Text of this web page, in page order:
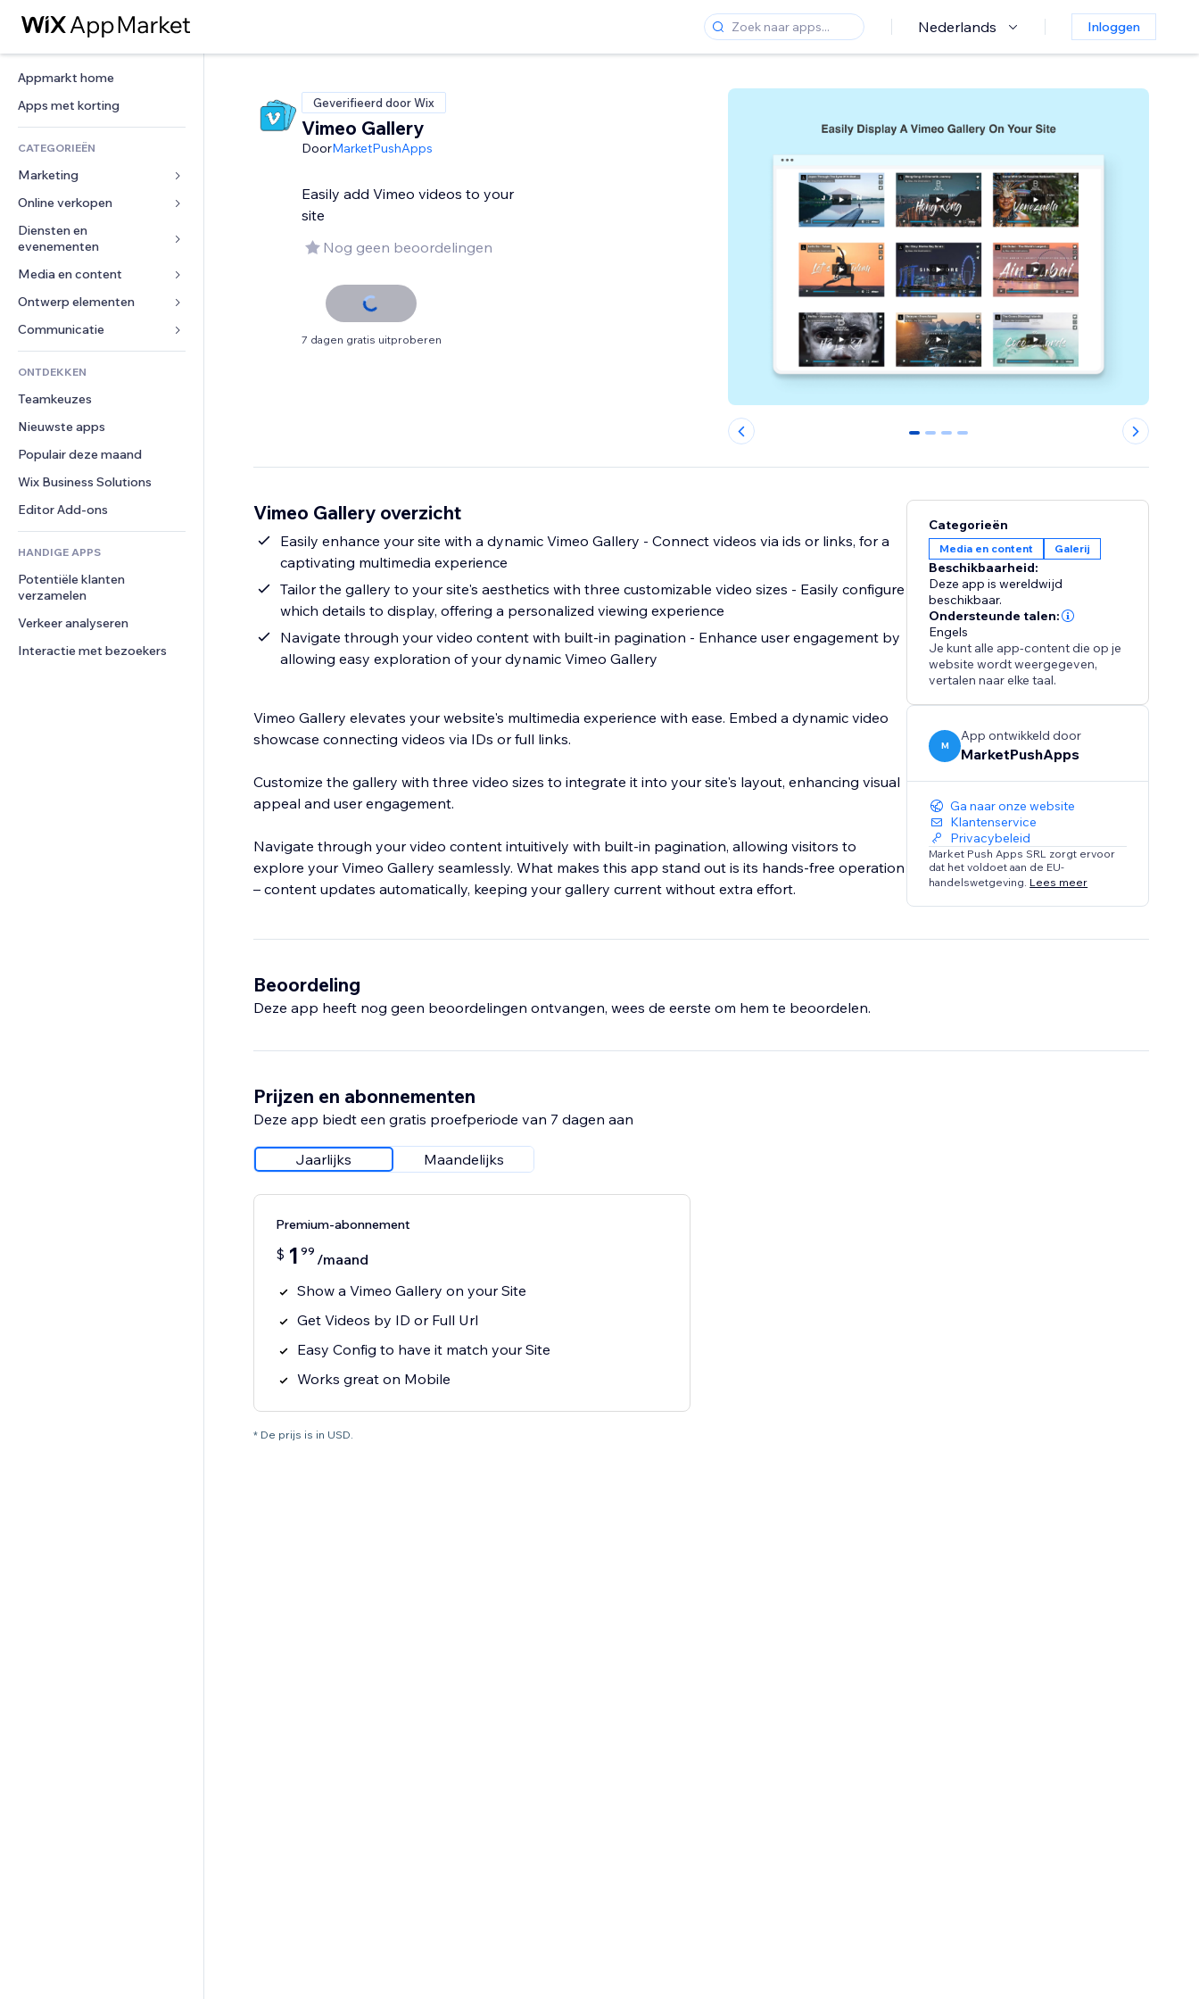
Nederlands Inloggen
Appmarkt home
Apps met korting
CATEGORIEËN
Marketing
Advertenties
Mobiel
Analytics
Social media
SEO
Betrokkenheid
Websitevermeldingen
E-mail
Conversie
Online verkopen
Apps voor webshops
Verzending en levering
Verkoopknoppen
Online cursussen
Print on demand
Boekhouding
Coupons en loyaliteit
Opslagoplossingen
Dropshipping
Prijzen en abonnementen
Crowdfunding
Eten en drinken
Diensten en
evenementen
Hotels
Evenementen
Restaurants
Vastgoed
Boekingen
Media en content
Galerij
Muziek
Podcasts
Fotografie
Video
PDF
Bestanden delen
Nieuws
Ontwerp elementen
Kaarten en navigatie
Privacy en beveiliging
Ontime
Pagina templates
Afbeeldingseffecten
Knoppen en menu's
Banners en badges
Rekenmachines
Zoeken
Weer
Grafieken en tabellen
Formulieren
Enquêtes
Chat
Opmerkingen
Telefoonnummer
Community
Beoordelingen en testimonials
CRM
ONTDEKKEN
Teamkeuzes
Nieuwste apps
Populair deze maand
Wix Business Solutions
Editor Add-ons
HANDIGE APPS
Potentiële klanten
verzamelen
Verkeer analyseren
Interactie met bezoekers
Geverifieerd door Wix
Vimeo Gallery
DoorMarketPushApps
Easily add Vimeo videos to your
site
Nog geen beoordelingen
7 dagen gratis uitproberen
0 1 2 3
Vimeo Gallery overzicht
Easily enhance your site with a dynamic Vimeo Gallery - Connect videos via ids or links, for a
captivating multimedia experience
Tailor the gallery to your site's aesthetics with three customizable video sizes - Easily configure
which details to display, offering a personalized viewing experience
Navigate through your video content with built-in pagination - Enhance user engagement by
allowing easy exploration of your dynamic Vimeo Gallery
Vimeo Gallery elevates your website's multimedia experience with ease. Embed a dynamic video
showcase connecting videos via IDs or full links.
Customize the gallery with three video sizes to integrate it into your site's layout, enhancing visual
appeal and user engagement.
Navigate through your video content intuitively with built-in pagination, allowing visitors to
explore your Vimeo Gallery seamlessly. What makes this app stand out is its hands-free operation
Categorieën
Media en content Galerij
Beschikbaarheid:
Deze app is wereldwijd
beschikbaar.
Ondersteunde talen:
Engels
Je kunt alle app-content die op je
website wordt weergegeven,
vertalen naar elke taal.
M
App ontwikkeld door
MarketPushApps
Ga naar onze website
Klantenservice
Privacybeleid
Market Push Apps SRL zorgt ervoor
dat het voldoet aan de EU-
handelswetgeving. Lees meer
Beoordeling
Deze app heeft nog geen beoordelingen ontvangen, wees de eerste om hem te beoordelen.
Prijzen en abonnementen
Deze app biedt een gratis proefperiode van 7 dagen aan
Jaarlijks Maandelijks
Premium-abonnement
$ 1 99 /maand
Show a Vimeo Gallery on your Site
Get Videos by ID or Full Url
Easy Config to have it match your Site
Works great on Mobile
* De prijs is in USD.